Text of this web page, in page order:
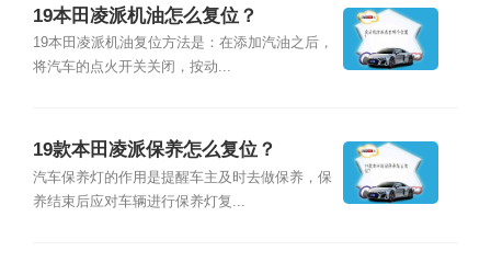
19本田凌派机油怎么复位？
19本田凌派机油复位方法是：在添加汽油之后，
将汽车的点火开关关闭，按动...
19款本田凌派保养怎么复位？
汽车保养灯的作用是提醒车主及时去做保养，保
养结束后应对车辆进行保养灯复...